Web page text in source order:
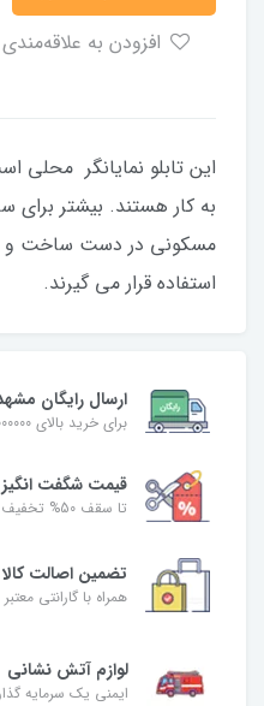
این تابلو نمایانگر محلی
به کار هستند. بیشتر برای
مسکونی در دست ساخت و
استفاده قرار می گیرند.
ارسال رایگان
برای خرید بالای 1000000 تومان
قیمت شگفت‌ انگیز
تا سقف 50% تخفیف
تضمین اصالت کالا
همراه با گارانتی معتبر
لوازم آتش نشانی
ایمنی یک سرمایه